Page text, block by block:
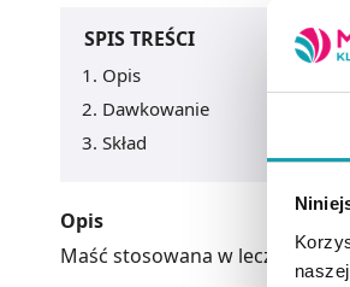
SPIS TREŚCI
Opis
Dawkowanie
Skład
Opis
Maść stosowana w leczeniu